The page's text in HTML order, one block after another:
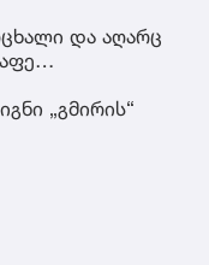
და აღარც
„გმირის“